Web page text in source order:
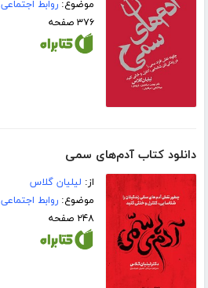
موضوع:روابط اجتماعی
۳۷۶ صفحه
دانلود کتاب آدم‌های سمی
از: لیلیان گلاس
موضوع:روابط اجتماعی
۲۴۸ صفحه